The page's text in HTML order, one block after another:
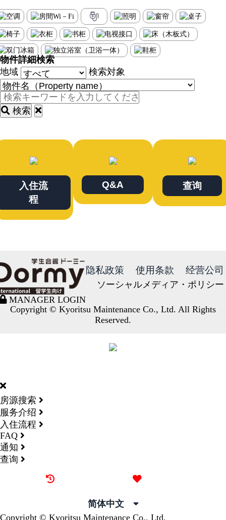
物件詳細検索
地域
検索対象
検索
入住流
程
Q&A 查询
MANAGER LOGIN
隐私政策 使用条款 经营公司
ソーシャルメディア・ポリシー
Copyright © Kyoritsu Maintenance Co., Ltd. All Rights
Reserved.
房源搜索
服务介绍
入住流程
FAQ
通知
查询
简体中文
Copyright © Kyoritsu Maintenance Co., Ltd.